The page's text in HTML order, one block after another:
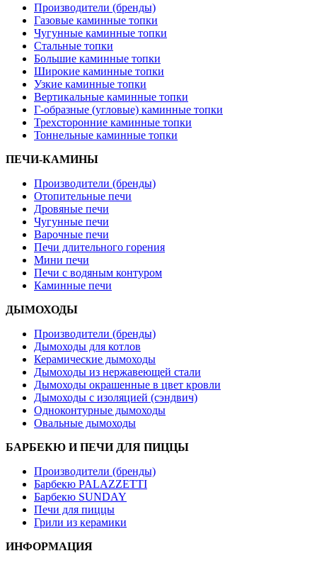
Производители (бренды)
Газовые каминные топки
Чугунные каминные топки
Стальные топки
Большие каминные топки
Широкие каминные топки
Узкие каминные топки
Вертикальные каминные топки
Г-образные (угловые) каминные топки
Трехсторонние каминные топки
Тоннельные каминные топки
ПЕЧИ-КАМИНЫ
Производители (бренды)
Отопительные печи
Дровяные печи
Чугунные печи
Варочные печи
Печи длительного горения
Мини печи
Печи с водяным контуром
Каминные печи
ДЫМОХОДЫ
Производители (бренды)
Дымоходы для котлов
Керамические дымоходы
Дымоходы из нержавеющей стали
Дымоходы окрашенные в цвет кровли
Дымоходы с изоляцией (сэндвич)
Одноконтурные дымоходы
Овальные дымоходы
БАРБЕКЮ И ПЕЧИ ДЛЯ ПИЦЦЫ
Производители (бренды)
Барбекю PALAZZETTI
Барбекю SUNDAY
Печи для пиццы
Грили из керамики
ИНФОРМАЦИЯ